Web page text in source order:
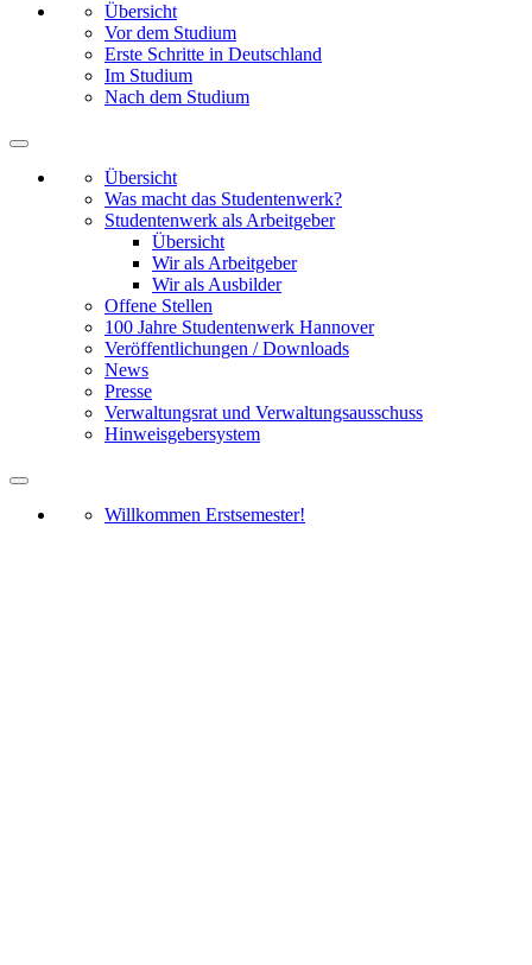
Übersicht
Vor dem Studium
Erste Schritte in Deutschland
Im Studium
Nach dem Studium
Übersicht
Was macht das Studentenwerk?
Studentenwerk als Arbeitgeber
Übersicht
Wir als Arbeitgeber
Wir als Ausbilder
Offene Stellen
100 Jahre Studentenwerk Hannover
Veröffentlichungen / Downloads
News
Presse
Verwaltungsrat und Verwaltungsausschuss
Hinweisgebersystem
Willkommen Erstsemester!